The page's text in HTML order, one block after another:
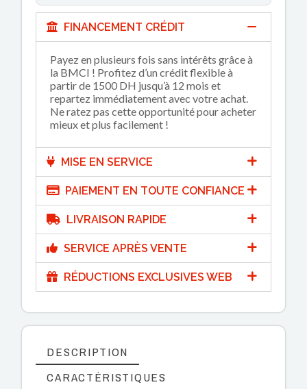
FINANCEMENT CRÉDIT
Payez en plusieurs fois sans intérêts grâce à
la BMCI ! Profitez d’un crédit flexible à
partir de 1500 DH jusqu’à 12 mois et
repartez immédiatement avec votre achat.
Ne ratez pas cette opportunité pour acheter
mieux et plus facilement !
MISE EN SERVICE
PAIEMENT EN TOUTE CONFIANCE
LIVRAISON RAPIDE
SERVICE APRÈS VENTE
RÉDUCTIONS EXCLUSIVES WEB
DESCRIPTION
CARACTÉRISTIQUES